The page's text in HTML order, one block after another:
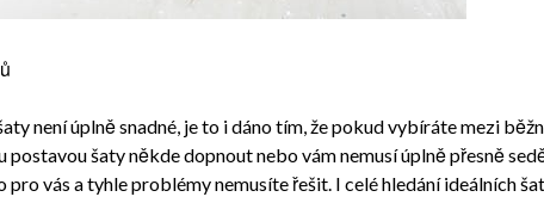
není úplně snadné, je to i dáno tím, že pokud vybíráte mezi
postavou šaty někde dopnout nebo vám nemusí úplně přesně
pro vás a tyhle problémy nemusíte řešit. I celé hledání ideálních